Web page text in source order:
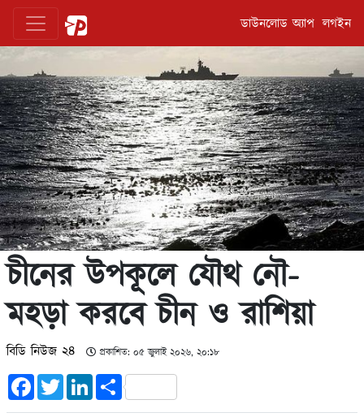
ডাউনলোড অ্যাপ লগইন
চীনের উপকূলে যৌথ নৌ-
মহড়া করবে চীন ও রাশিয়া
বিডি নিউজ ২৪ প্রকাশিত: ০৫ জুলাই ২০২৬, ২০:১৮
FacebookTwitterLinkedInShare